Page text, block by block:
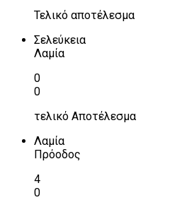
Τελικό αποτέλεσμα
Σελεύκεια
Λαμία
0
0
τελικό Αποτέλεσμα
Λαμία
Πρόοδος
4
0